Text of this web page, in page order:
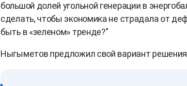
большой долей угольной генерации в
сделать, чтобы экономика не страдала от
быть в «зеленом» тренде?"
Ныгыметов предложил свой вариант решения